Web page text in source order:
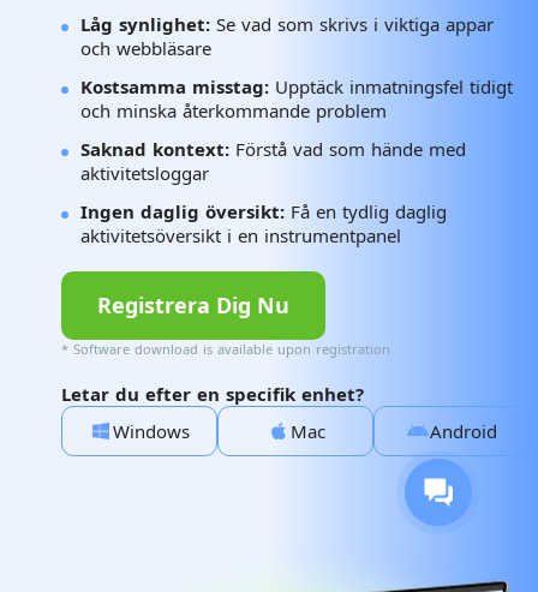
Låg synlighet: Se vad som skrivs i viktiga appar
och webbläsare
Kostsamma misstag: Upptäck inmatningsfel tidigt
och minska återkommande problem
Saknad kontext: Förstå vad som hände med
aktivitetsloggar
Ingen daglig översikt: Få en tydlig daglig
aktivitetsöversikt i en instrumentpanel
Registrera Dig Nu
* Software download is available upon registration
Letar du efter en specifik enhet?
Windows
Mac Android